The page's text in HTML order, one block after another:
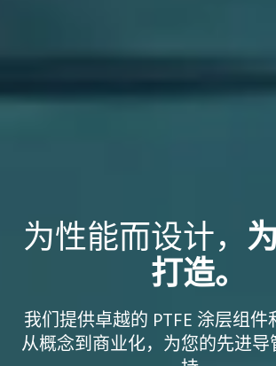
为性能而设计，
打造。
我们提供卓越的 PTFE 涂层组件
从概念到商业化，为您的先进导